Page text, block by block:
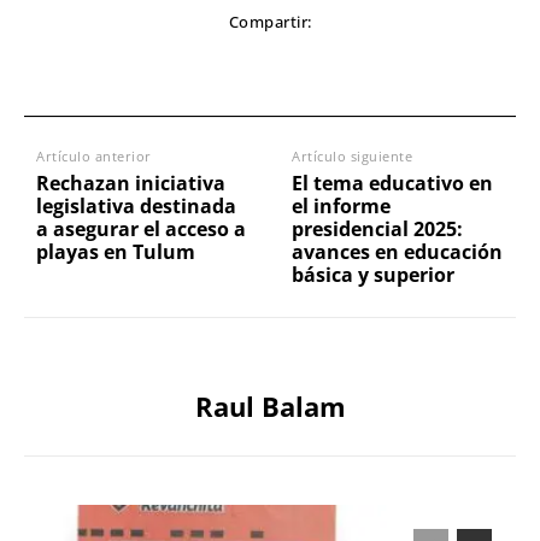
Compartir:
Artículo anterior
Rechazan iniciativa
legislativa destinada
a asegurar el acceso a
playas en Tulum
Artículo siguiente
El tema educativo en
el informe
presidencial 2025:
avances en educación
básica y superior
Raul Balam